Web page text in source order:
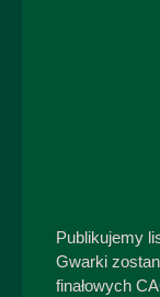
Publikujemy
Gwarki
finałowych